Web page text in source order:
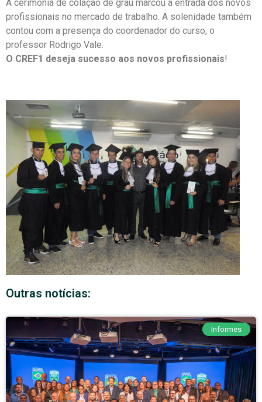
A cerimônia de colação de grau marcou a entrada dos novos
profissionais no mercado de trabalho. A solenidade também
contou com a presença do coordenador do curso, o
professor Rodrigo Vale.
O CREF1 deseja sucesso aos novos profissionais!
Outras notícias:
Informes